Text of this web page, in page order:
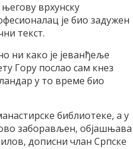
врхунску
је био задужен
текст.
ни како је јеванђеље
Гору послао сам кнез
у то време био
библиотеке, а у
заборављен, објашњава
дописни члан Српске